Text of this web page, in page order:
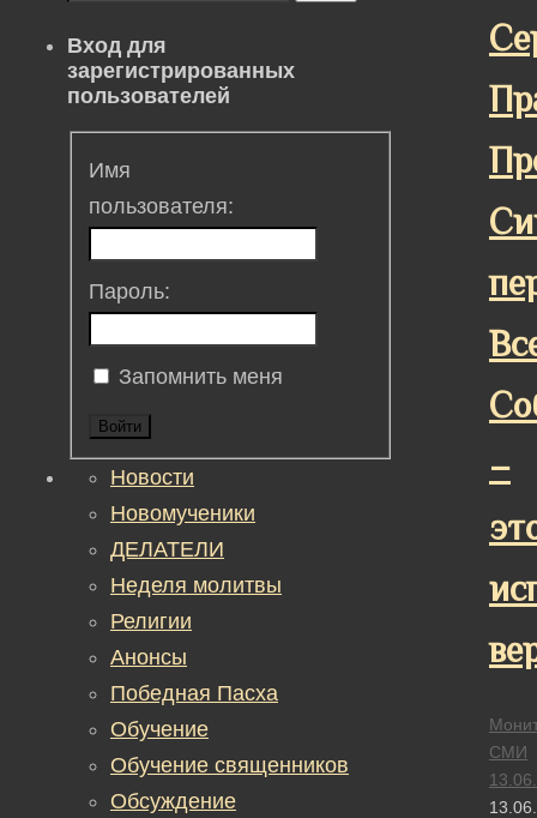
–
СМИ
Вход для
зарегистрированных
пользователей
Имя
пользователя:
Пароль:
Запомнить меня
Войти
Новости
Новомученики
ДЕЛАТЕЛИ
Неделя молитвы
Религии
Анонсы
Победная Пасха
Обучение
Обучение священников
Обсуждение